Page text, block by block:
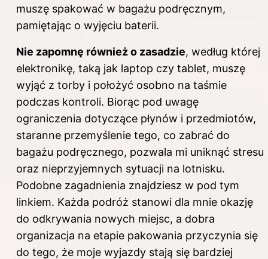
muszę spakować w bagażu podręcznym,
pamiętając o wyjęciu baterii.
Nie zapomnę również o zasadzie, według której
elektronikę, taką jak laptop czy tablet, muszę
wyjąć z torby i położyć osobno na taśmie
podczas kontroli. Biorąc pod uwagę
ograniczenia dotyczące płynów i przedmiotów,
staranne przemyślenie tego, co zabrać do
bagażu podręcznego, pozwala mi uniknąć stresu
oraz nieprzyjemnych sytuacji na lotnisku.
Podobne zagadnienia znajdziesz w pod tym
linkiem. Każda podróż stanowi dla mnie okazję
do odkrywania nowych miejsc, a dobra
organizacja na etapie pakowania przyczynia się
do tego, że moje wyjazdy stają się bardziej